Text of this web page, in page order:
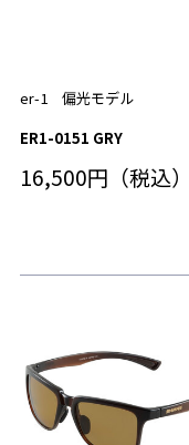
er-1 偏光モデル
ER1-0151 GRY
16,500円（税込）